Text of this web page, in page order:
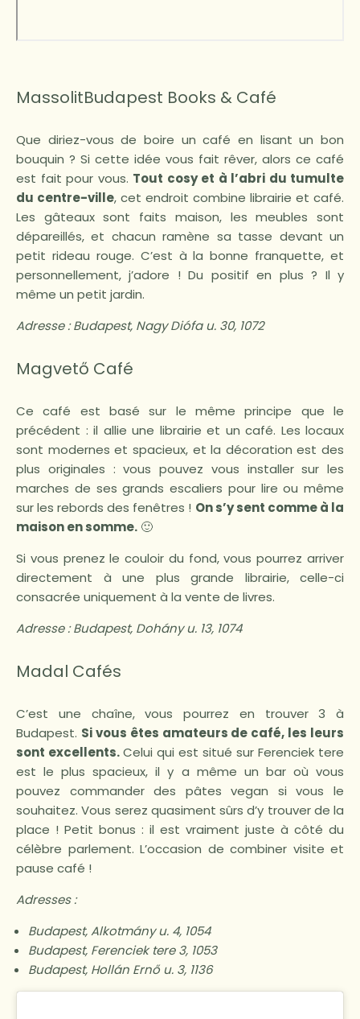
MassolitBudapest Books & Café
Que diriez-vous de boire un café en lisant un bon
bouquin ? Si cette idée vous fait rêver, alors ce café
est fait pour vous. Tout cosy et à l’abri du tumulte
du centre-ville, cet endroit combine librairie et café.
Les gâteaux sont faits maison, les meubles sont
dépareillés, et chacun ramène sa tasse devant un
petit rideau rouge. C’est à la bonne franquette, et
personnellement, j’adore ! Du positif en plus ? Il y
même un petit jardin.
Adresse :Budapest, Nagy Diófa u. 30, 1072
Magvető Café
Ce café est basé sur le même principe que le
précédent : il allie une librairie et un café. Les locaux
sont modernes et spacieux, et la décoration est des
plus originales : vous pouvez vous installer sur les
marches de ses grands escaliers pour lire ou même
sur les rebords des fenêtres ! On s’y sent comme à la
maison en somme. 🙂
Si vous prenez le couloir du fond, vous pourrez arriver
directement à une plus grande librairie, celle-ci
consacrée uniquement à la vente de livres.
Adresse :Budapest, Dohány u. 13, 1074
Madal Cafés
C’est une chaîne, vous pourrez en trouver 3 à
Budapest. Si vous êtes amateurs de café, les leurs
sont excellents.Celui qui est situé sur Ferenciek tere
est le plus spacieux, il y a même un bar où vous
pouvez commander des pâtes vegan si vous le
souhaitez. Vous serez quasiment sûrs d’y trouver de la
place ! Petit bonus : il est vraiment juste à côté du
célèbre parlement. L’occasion de combiner visite et
pause café !
Adresses :
Budapest, Alkotmány u. 4, 1054
Budapest, Ferenciek tere 3, 1053
Budapest, Hollán Ernő u. 3, 1136